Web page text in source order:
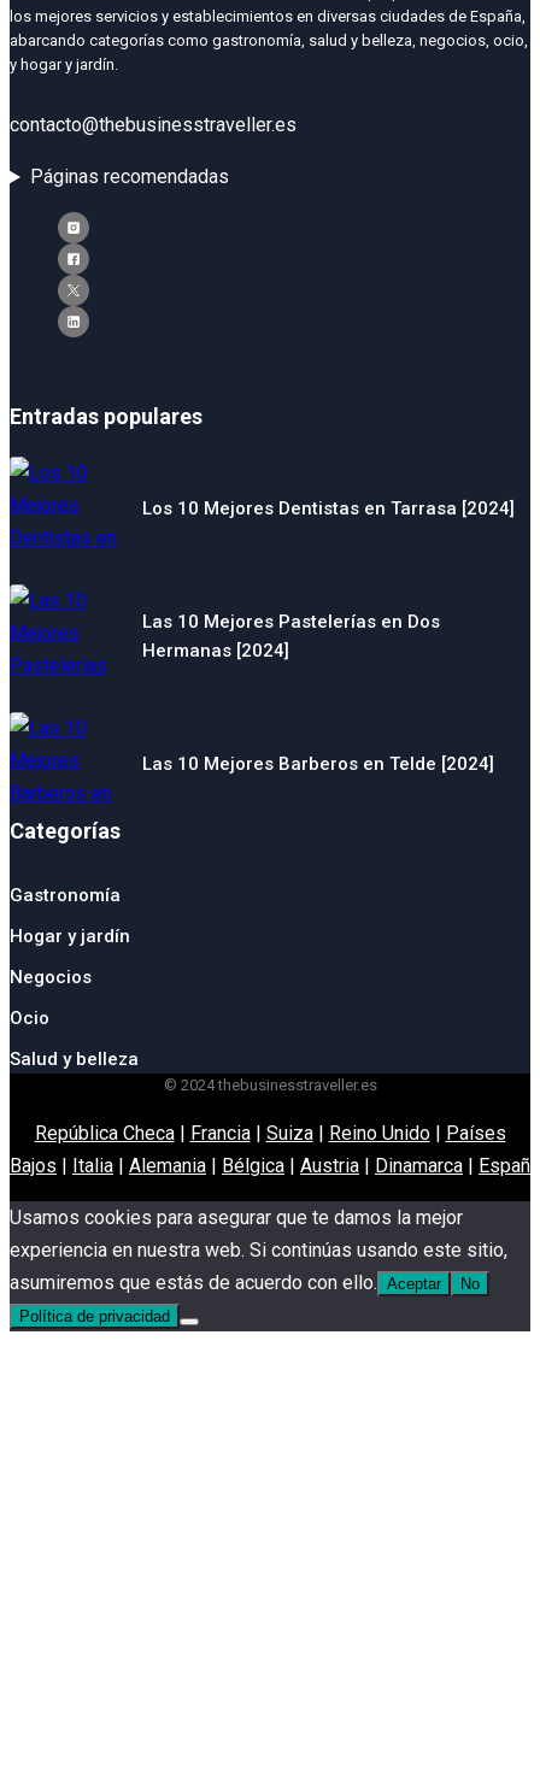
los mejores servicios y establecimientos en diversas ciudades de España,
abarcando categorías como gastronomía, salud y belleza, negocios, ocio,
y hogar y jardín.
contacto@thebusinesstraveller.es
Páginas recomendadas
Entradas populares
Los 10 Mejores Dentistas en Tarrasa [2024]
Las 10 Mejores Pastelerías en Dos
Hermanas [2024]
Las 10 Mejores Barberos en Telde [2024]
Categorías
Gastronomía
Hogar y jardín
Negocios
Ocio
Salud y belleza
© 2024 thebusinesstraveller.es
República Checa| Francia| Suiza| Reino Unido|
Países
Bajos
Italia Alemania Bélgica Austria Dinamarca España
Usamos cookies para asegurar que te damos la mejor
experiencia en nuestra web. Si continúas usando este sitio,
asumiremos que estás de acuerdo con ello. Aceptar
No
Política de privacidad